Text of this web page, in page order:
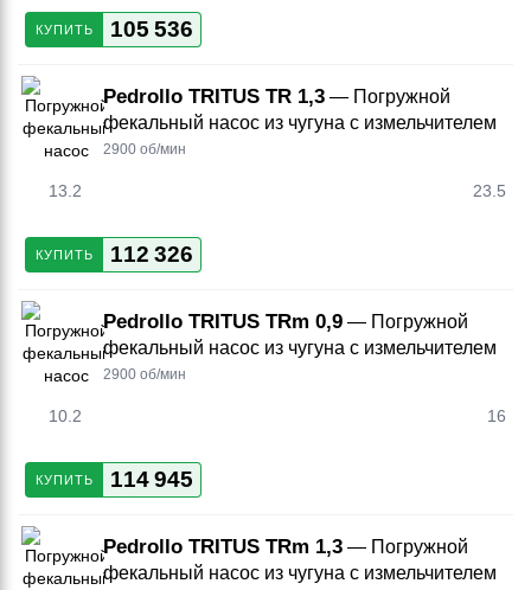
КУПИТЬ 105 536
Pedrollo TRITUS TR 1,3 — Погружной
фекальный насос из чугуна с измельчителем
2900 об/мин
13.2 23.5
КУПИТЬ 112 326
Pedrollo TRITUS TRm 0,9 — Погружной
фекальный насос из чугуна с измельчителем
2900 об/мин
10.2 16
КУПИТЬ 114 945
Pedrollo TRITUS TRm 1,3 — Погружной
фекальный насос из чугуна с измельчителем